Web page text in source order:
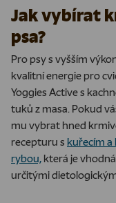
Jak vybírat
psa?
Pro psy s vyšším
kvalitní energie pro
Yoggies Active s
tuků z masa. Pokud
mu vybrat hned
recepturu s kuřecím a
rybou, která je
určitými